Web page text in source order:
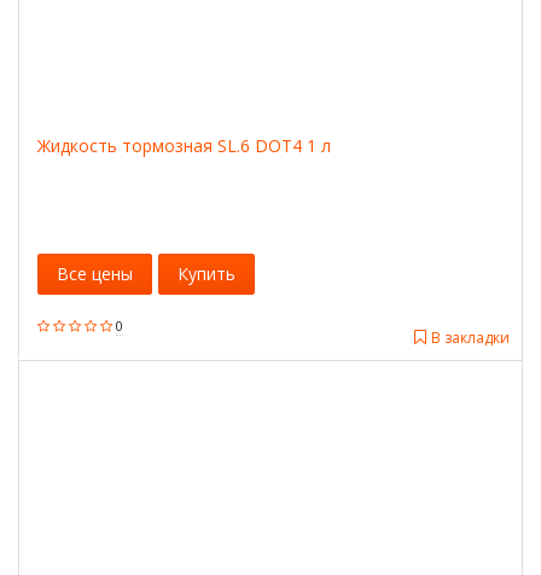
Жидкость тормозная SL.6 DOT4 1 л
0
В закладки
Все цены Купить